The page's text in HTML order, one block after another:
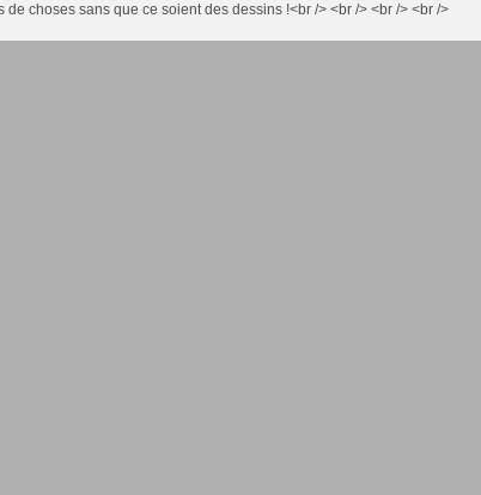
de choses sans que ce soient des dessins !<br /> <br /> <br /> <br />